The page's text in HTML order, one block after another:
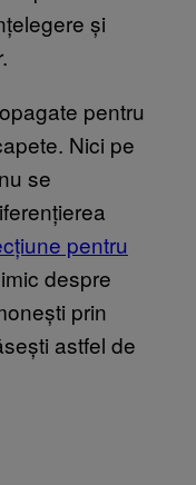
și
pentru
Nici pe
nu se
pentru
despre
prin
astfel de